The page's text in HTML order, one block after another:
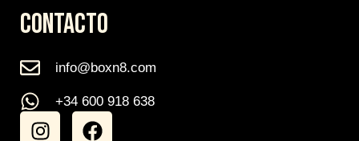
CONTACTO
info@boxn8.com
+34 600 918 638